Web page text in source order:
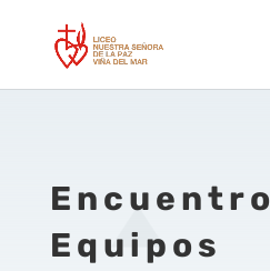
Encuentro
Equipos